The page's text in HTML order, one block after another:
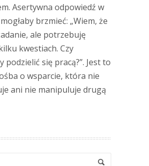
Asertywna odpowiedź w
brzmieć: „Wiem, że
ale potrzebuję
kwestiach. Czy
podzielić się pracą?”. Jest to
o wsparcie, która nie
ani nie manipuluje drugą